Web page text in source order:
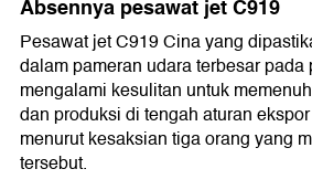
Absennya pesawat jet C919
Pesawat jet C919 Cina yang
dalam pameran udara terbesar pada
mengalami kesulitan untuk
dan produksi di tengah aturan
menurut kesaksian tiga orang yang
tersebut.